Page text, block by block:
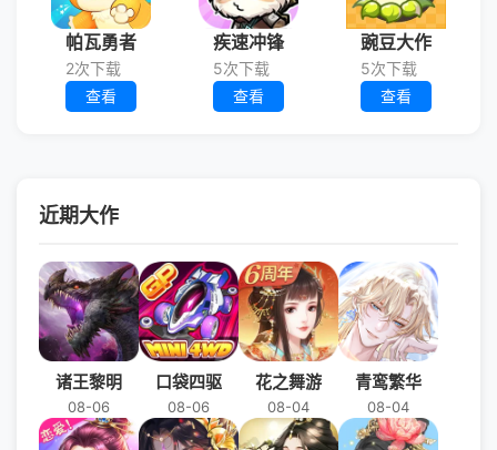
帕瓦勇者
2次下载
查看
疾速冲锋
5次下载
查看
豌豆大作
5次下载
查看
近期大作
诸王黎明
08-06
口袋四驱
08-06
花之舞游
08-04
青鸾繁华
08-04